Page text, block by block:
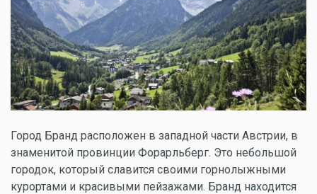
Город Бранд расположен в западной части Австрии, в
знаменитой провинции Форарльберг. Это небольшой
городок, который славится своими горнолыжными
курортами и красивыми пейзажами. Бранд находится